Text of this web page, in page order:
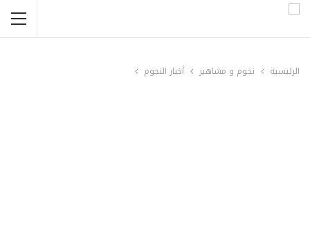
الرئيسية نجوم و مشاهير أخبار النجوم